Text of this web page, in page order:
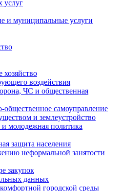
услуг
и муниципальные услуги
воздействия
ЧС и общественная
общественное самоуправление
и землеустройство
и молодежная политика
защита населения
неформальной занятости
закупок
данных
городской среды